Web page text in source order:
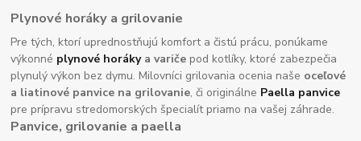
Plynové horáky a grilovanie
Pre tých, ktorí uprednostňujú komfort a čistú prácu, ponúkame
výkonné plynové horákya variče pod kotlíky, ktoré zabezpečia
plynulý výkon bez dymu. Milovníci grilovania ocenia naše oceľové
a liatinové panvice na grilovanie, či originálne Paella panvice
pre prípravu stredomorských špecialít priamo na vašej záhrade.
Panvice, grilovanie a paella